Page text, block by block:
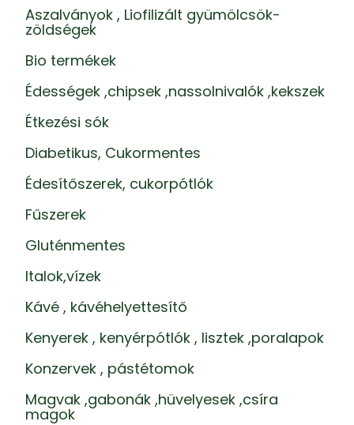
Aszalványok , Liofilizált gyümölcsök-
zöldségek
Bio termékek
Édességek ,chipsek ,nassolnivalók ,kekszek
Étkezési sók
Diabetikus, Cukormentes
Édesítőszerek, cukorpótlók
Fűszerek
Gluténmentes
Italok,vízek
Kávé , kávéhelyettesítő
Kenyerek , kenyérpótlók , lisztek ,poralapok
Konzervek , pástétomok
Magvak ,gabonák ,hüvelyesek ,csíra
magok